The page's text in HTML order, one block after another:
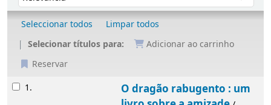
Seleccionar todos
Limpar todos
Selecionar títulos para:
Adicionar ao carrinho
Reservar
Resultados
1.
O dragão rabugento : um